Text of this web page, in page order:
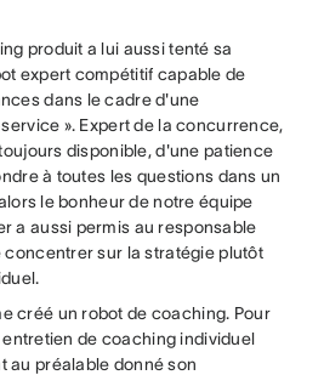
produit a lui aussi tenté sa
expert compétitif capable de
dans le cadre d'une
». Expert de la concurrence,
disponible, d'une patience
à toutes les questions dans un
le bonheur de notre équipe
a aussi permis au responsable
concentrer sur la stratégie plutôt
créé un robot de coaching. Pour
de coaching individuel
au préalable donné son